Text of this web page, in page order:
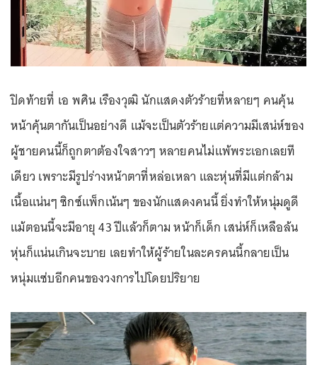
ปิดท้ายที่ เอ พศิน เรืองวุฒิ นักแสดงตัวร้ายที่หลายๆ คนคุ้น
หน้าคุ้นตากันเป็นอย่างดี แม้จะเป็นตัวร้ายแต่ความมีเสน่ห์ของ
ผู้ชายคนนี้ก็ถูกตาต้องใจสาวๆ หลายคนไม่แพ้พระเอกเลยที
เดียว เพราะมีรูปร่างหน้าตาที่หล่อเหลา และหุ่นที่มีแต่กล้าม
เนื้อแน่นๆ ซิกซ์แพ็กเน้นๆ ของนักแสดงคนนี้ ยิ่งทำให้หนุ่มดูดี
แม้ตอนนี้จะมีอายุ 43 ปีแล้วก็ตาม หน้าก็เด็ก เสน่ห์ก็เหลือล้น
หุ่นก็แน่นเกินจะบาย เลยทำให้ผู้ร้ายในละครคนนี้กลายเป็น
หนุ่มแซ่บอีกคนของวงการไปโดยปริยาย